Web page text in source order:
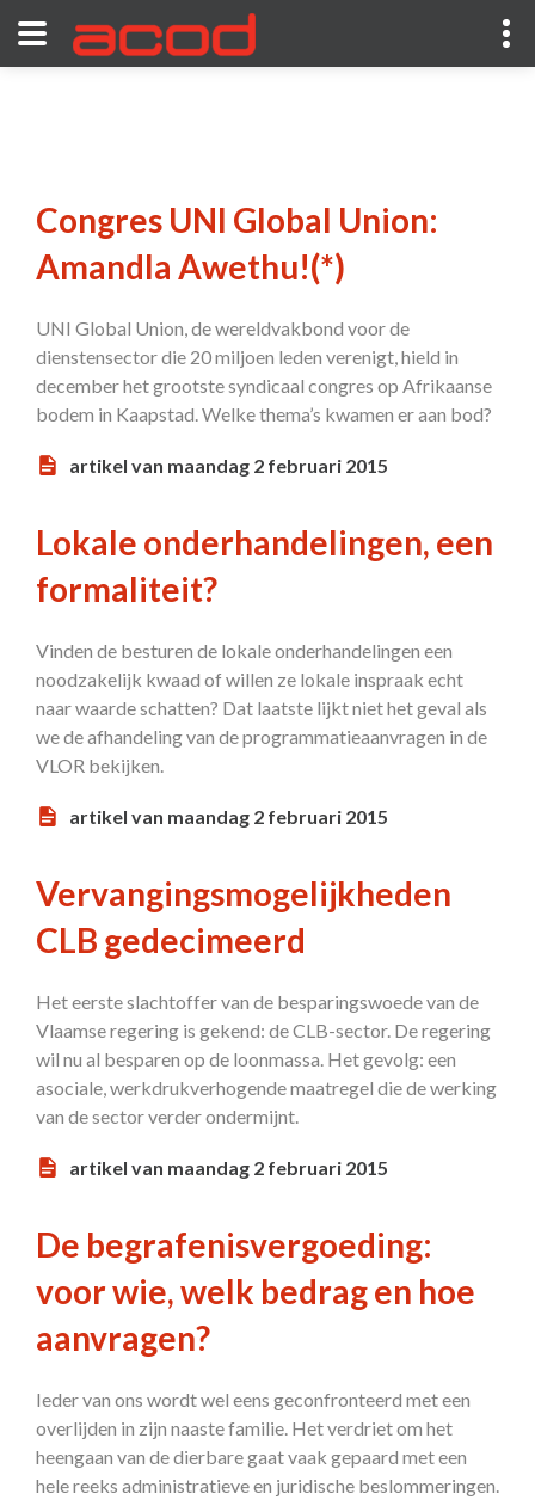
Congres UNI Global Union:
Amandla Awethu!(*)
UNI Global Union, de wereldvakbond voor de
dienstensector die 20 miljoen leden verenigt, hield in
december het grootste syndicaal congres op Afrikaanse
bodem in Kaapstad. Welke thema’s kwamen er aan bod?
artikel van maandag 2 februari 2015
Lokale onderhandelingen, een
formaliteit?
Vinden de besturen de lokale onderhandelingen een
noodzakelijk kwaad of willen ze lokale inspraak echt
naar waarde schatten? Dat laatste lijkt niet het geval als
we de afhandeling van de programmatieaanvragen in de
VLOR bekijken.
artikel van maandag 2 februari 2015
Vervangingsmogelijkheden
CLB gedecimeerd
Het eerste slachtoffer van de besparingswoede van de
Vlaamse regering is gekend: de CLB-sector. De regering
wil nu al besparen op de loonmassa. Het gevolg: een
asociale, werkdrukverhogende maatregel die de werking
van de sector verder ondermijnt.
artikel van maandag 2 februari 2015
De begrafenisvergoeding:
voor wie, welk bedrag en hoe
aanvragen?
Ieder van ons wordt wel eens geconfronteerd met een
overlijden in zijn naaste familie. Het verdriet om het
heengaan van de dierbare gaat vaak gepaard met een
hele reeks administratieve en juridische beslommeringen.